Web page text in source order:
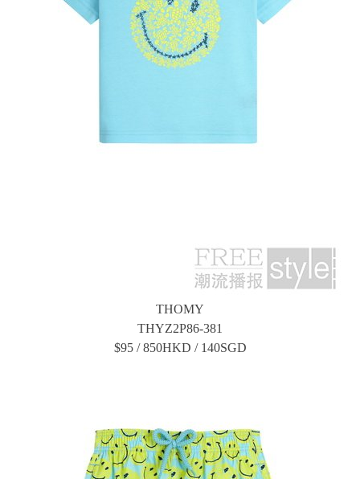
THOMY
THYZ2P86-381
$95 / 850HKD / 140SGD